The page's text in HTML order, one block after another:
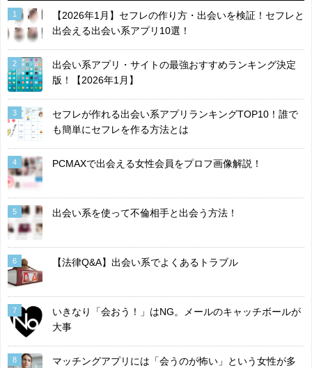
1
【2026年1月】セフレの作り方・出会いを検証！セフレと
出会える出会い系アプリ10選！
2
出会い系アプリ・サイトの最強おすすめランキング決定
版！【2026年1月】
3
セフレが作れる出会い系アプリランキングTOP10！誰で
も簡単にセフレを作る方法とは
4 PCMAXで出会える女性会員をプロフ画像解説！
5 出会い系を使って不倫相手と出会う方法！
6 【法律Q&A】出会い系でよくあるトラブル
7
いきなり「会おう！」はNG。メールのキャッチボールが
大事
8
マッチングアプリには「会うのが怖い」という女性が多